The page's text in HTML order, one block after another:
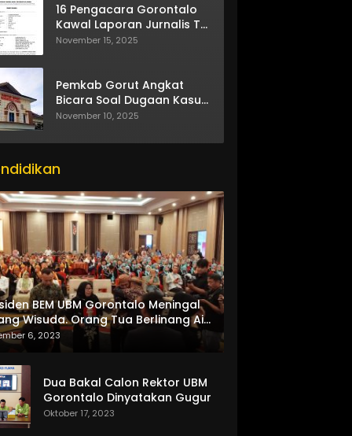
16 Pengacara Gorontalo
Kawal Laporan Jurnalis TV
One
November 15, 2025
Pemkab Gorut Angkat
Bicara Soal Dugaan Kasus
Asusila Oknum ASN
November 10, 2025
BEM UBM Gorontalo Meningal
Wisuda. Orang Tua Berlinang Air
Menerima SKL dan Pemasangan
6, 2023
Dua Bakal Calon Rektor UBM
Gorontalo Dinyatakan Gugur
Oktober 17, 2023